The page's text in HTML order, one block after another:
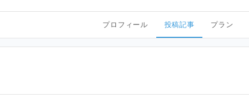
プロフィール 投稿記事 プラン